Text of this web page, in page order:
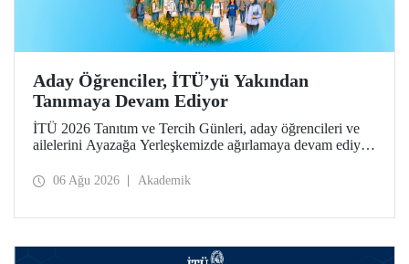
Aday Öğrenciler, İTÜ’yü Yakından
Tanımaya Devam Ediyor
İTÜ 2026 Tanıtım ve Tercih Günleri, aday öğrencileri ve
ailelerini Ayazağa Yerleşkemizde ağırlamaya devam ediyor.
ilgili fakülte ve birimler adaylara bilgi vermeye devam
06 Ağu 2026 Akademik